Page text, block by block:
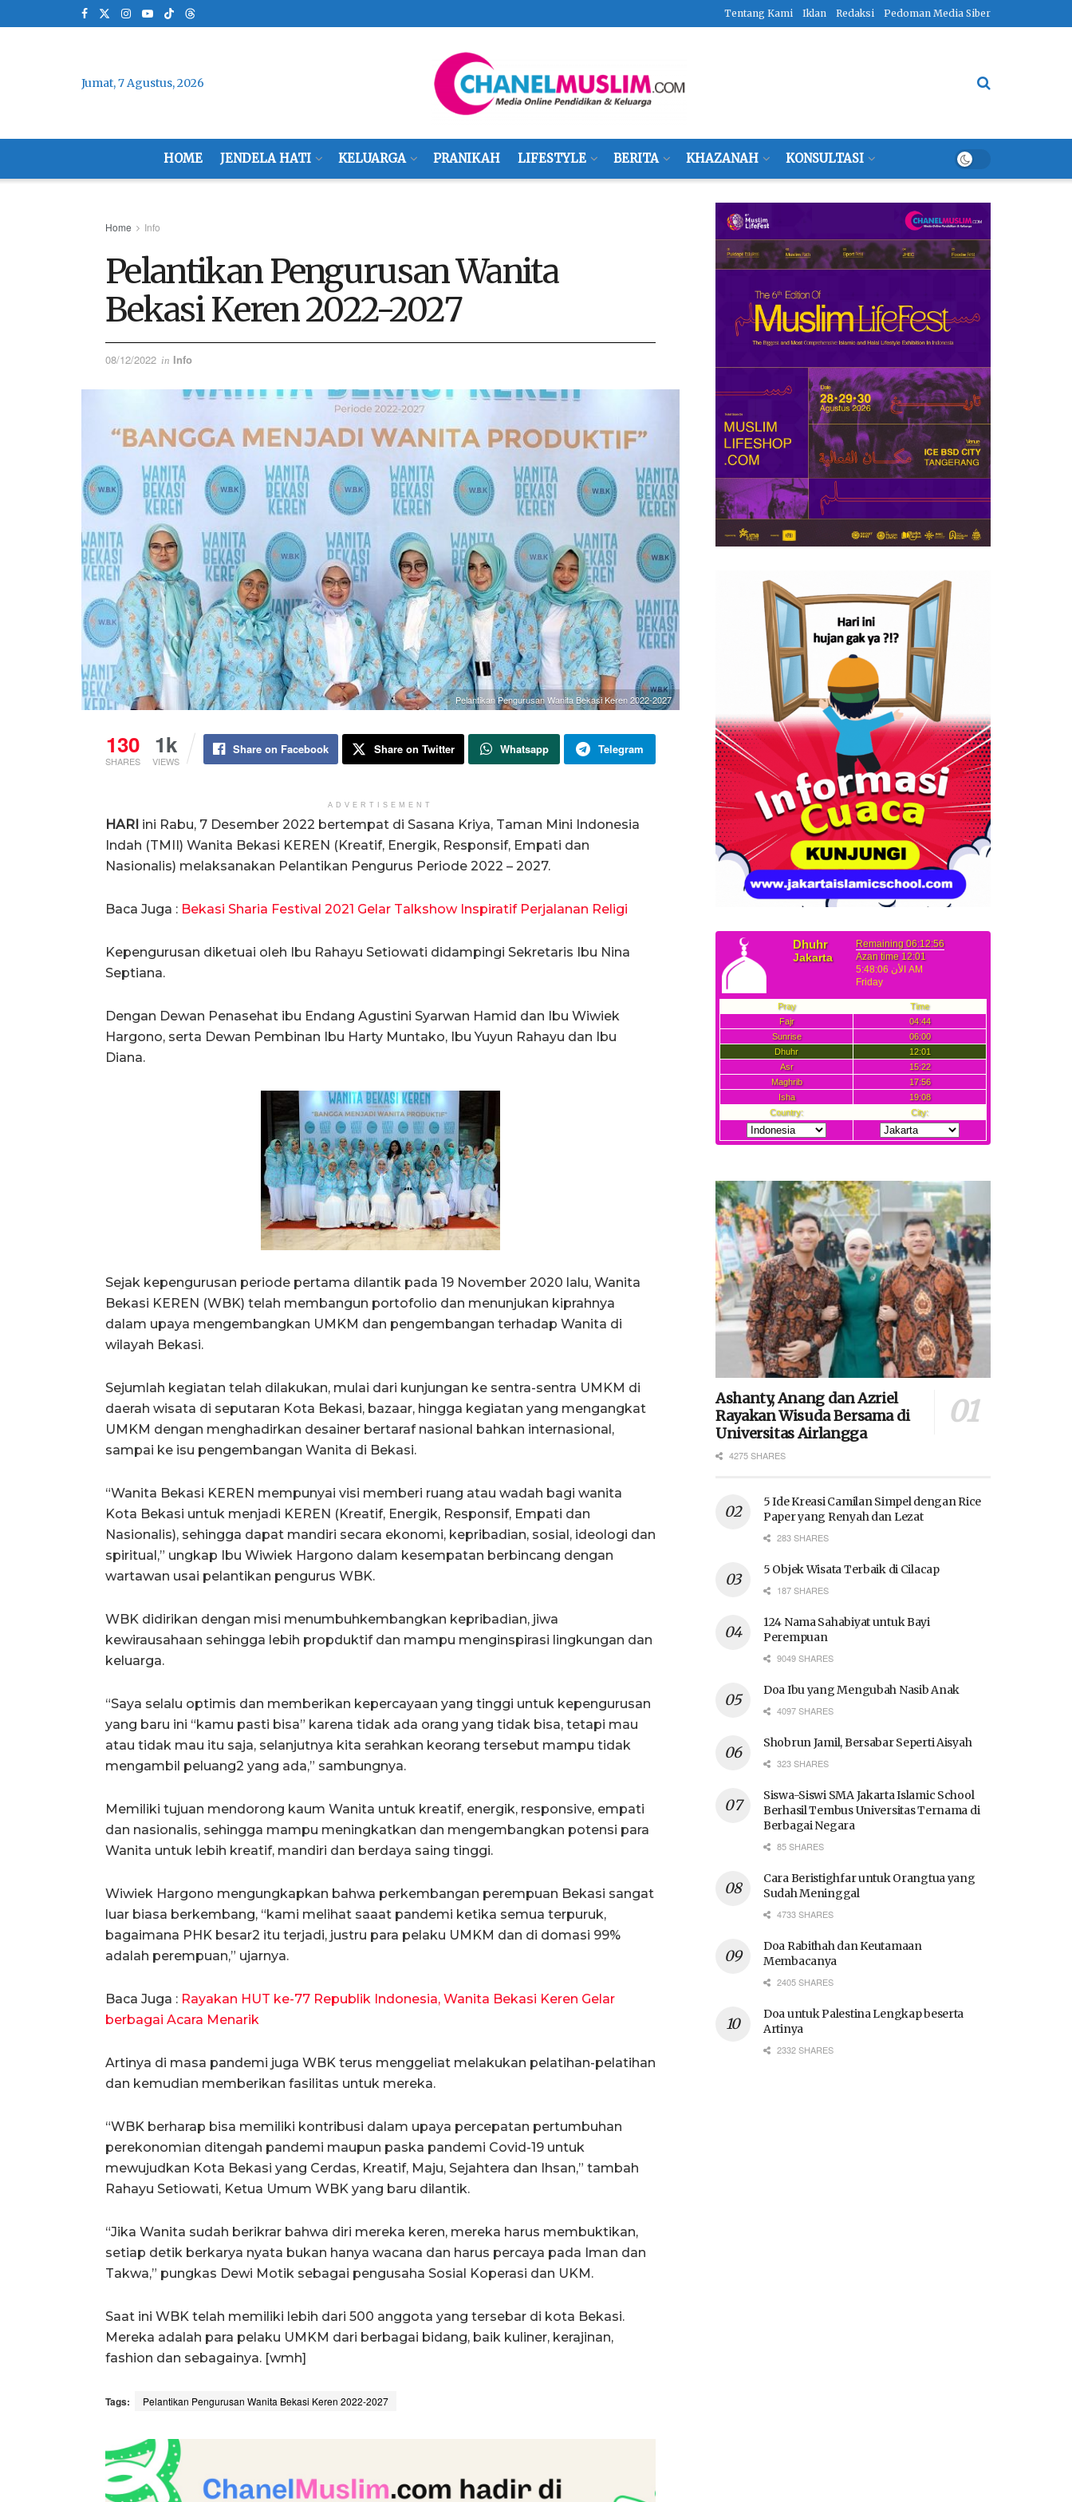
Tentang Kami Iklan Redaksi Pedoman Media Siber
Jumat, 7 Agustus, 2026
HOME JENDELA HATI KELUARGA PRANIKAH LIFESTYLE BERITA KHAZANAH KONSULTASI
Home Info
Pelantikan Pengurusan Wanita
Bekasi Keren 2022-2027
08/12/2022 in Info
Pelantikan Pengurusan Wanita Bekasi Keren 2022-2027
130
SHARES
1k
VIEWS
Share on Facebook Share on Twitter Whatsapp Telegram
ADVERTISEMENT
HARI ini Rabu, 7 Desember 2022 bertempat di Sasana Kriya, Taman Mini Indonesia
Indah (TMII) Wanita Bekasi KEREN (Kreatif, Energik, Responsif, Empati dan
Nasionalis) melaksanakan Pelantikan Pengurus Periode 2022 – 2027.
Baca Juga : Bekasi Sharia Festival 2021 Gelar Talkshow Inspiratif Perjalanan Religi
Kepengurusan diketuai oleh Ibu Rahayu Setiowati didampingi Sekretaris Ibu Nina
Septiana.
Dengan Dewan Penasehat ibu Endang Agustini Syarwan Hamid dan Ibu Wiwiek
Hargono, serta Dewan Pembinan Ibu Harty Muntako, Ibu Yuyun Rahayu dan Ibu
Diana.
Sejak kepengurusan periode pertama dilantik pada 19 November 2020 lalu, Wanita
Bekasi KEREN (WBK) telah membangun portofolio dan menunjukan kiprahnya
dalam upaya mengembangkan UMKM dan pengembangan terhadap Wanita di
wilayah Bekasi.
Sejumlah kegiatan telah dilakukan, mulai dari kunjungan ke sentra-sentra UMKM di
daerah wisata di seputaran Kota Bekasi, bazaar, hingga kegiatan yang mengangkat
UMKM dengan menghadirkan desainer bertaraf nasional bahkan internasional,
sampai ke isu pengembangan Wanita di Bekasi.
“Wanita Bekasi KEREN mempunyai visi memberi ruang atau wadah bagi wanita
Kota Bekasi untuk menjadi KEREN (Kreatif, Energik, Responsif, Empati dan
Nasionalis), sehingga dapat mandiri secara ekonomi, kepribadian, sosial, ideologi dan
spiritual,” ungkap Ibu Wiwiek Hargono dalam kesempatan berbincang dengan
wartawan usai pelantikan pengurus WBK.
WBK didirikan dengan misi menumbuhkembangkan kepribadian, jiwa
kewirausahaan sehingga lebih propduktif dan mampu menginspirasi lingkungan dan
keluarga.
“Saya selalu optimis dan memberikan kepercayaan yang tinggi untuk kepengurusan
yang baru ini “kamu pasti bisa” karena tidak ada orang yang tidak bisa, tetapi mau
atau tidak mau itu saja, selanjutnya kita serahkan keorang tersebut mampu tidak
mengambil peluang2 yang ada,” sambungnya.
Memiliki tujuan mendorong kaum Wanita untuk kreatif, energik, responsive, empati
dan nasionalis, sehingga mampu meningkatkan dan mengembangkan potensi para
Wanita untuk lebih kreatif, mandiri dan berdaya saing tinggi.
Wiwiek Hargono mengungkapkan bahwa perkembangan perempuan Bekasi sangat
luar biasa berkembang, “kami melihat saaat pandemi ketika semua terpuruk,
bagaimana PHK besar2 itu terjadi, justru para pelaku UMKM dan di domasi 99%
adalah perempuan,” ujarnya.
Baca Juga : Rayakan HUT ke-77 Republik Indonesia, Wanita Bekasi Keren Gelar
berbagai Acara Menarik
Artinya di masa pandemi juga WBK terus menggeliat melakukan pelatihan-pelatihan
dan kemudian memberikan fasilitas untuk mereka.
“WBK berharap bisa memiliki kontribusi dalam upaya percepatan pertumbuhan
perekonomian ditengah pandemi maupun paska pandemi Covid-19 untuk
mewujudkan Kota Bekasi yang Cerdas, Kreatif, Maju, Sejahtera dan Ihsan,” tambah
Rahayu Setiowati, Ketua Umum WBK yang baru dilantik.
“Jika Wanita sudah berikrar bahwa diri mereka keren, mereka harus membuktikan,
setiap detik berkarya nyata bukan hanya wacana dan harus percaya pada Iman dan
Takwa,” pungkas Dewi Motik sebagai pengusaha Sosial Koperasi dan UKM.
Saat ini WBK telah memiliki lebih dari 500 anggota yang tersebar di kota Bekasi.
Mereka adalah para pelaku UMKM dari berbagai bidang, baik kuliner, kerajinan,
fashion dan sebagainya. [wmh]
Tags: Pelantikan Pengurusan Wanita Bekasi Keren 2022-2027
Ashanty, Anang dan Azriel
Rayakan Wisuda Bersama di
Universitas Airlangga
4275 SHARES
5 Ide Kreasi Camilan Simpel dengan Rice
Paper yang Renyah dan Lezat
283 SHARES
5 Objek Wisata Terbaik di Cilacap
187 SHARES
124 Nama Sahabiyat untuk Bayi
Perempuan
9049 SHARES
Doa Ibu yang Mengubah Nasib Anak
4097 SHARES
Shobrun Jamil, Bersabar Seperti Aisyah
323 SHARES
Siswa-Siswi SMA Jakarta Islamic School
Berhasil Tembus Universitas Ternama di
Berbagai Negara
85 SHARES
Cara Beristighfar untuk Orangtua yang
Sudah Meninggal
4733 SHARES
Doa Rabithah dan Keutamaan
Membacanya
2405 SHARES
Doa untuk Palestina Lengkap beserta
Artinya
2332 SHARES